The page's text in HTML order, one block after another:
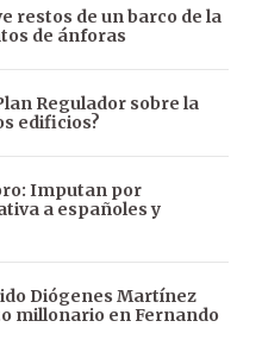
restos de un barco de la
de ánforas
Regulador sobre la
edificios?
Imputan por
a españoles y
Diógenes Martínez
millonario en Fernando